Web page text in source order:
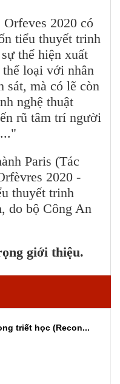
2020 có
tiểu thuyết trinh
thể hiện xuất
thể loại với nhân
sát, mà có lẽ còn
nghệ thuật
rũ tâm trí người
Paris (Tác
2020 -
thuyết trinh
do bộ Công An
giới thiệu.
triết học (Recon...